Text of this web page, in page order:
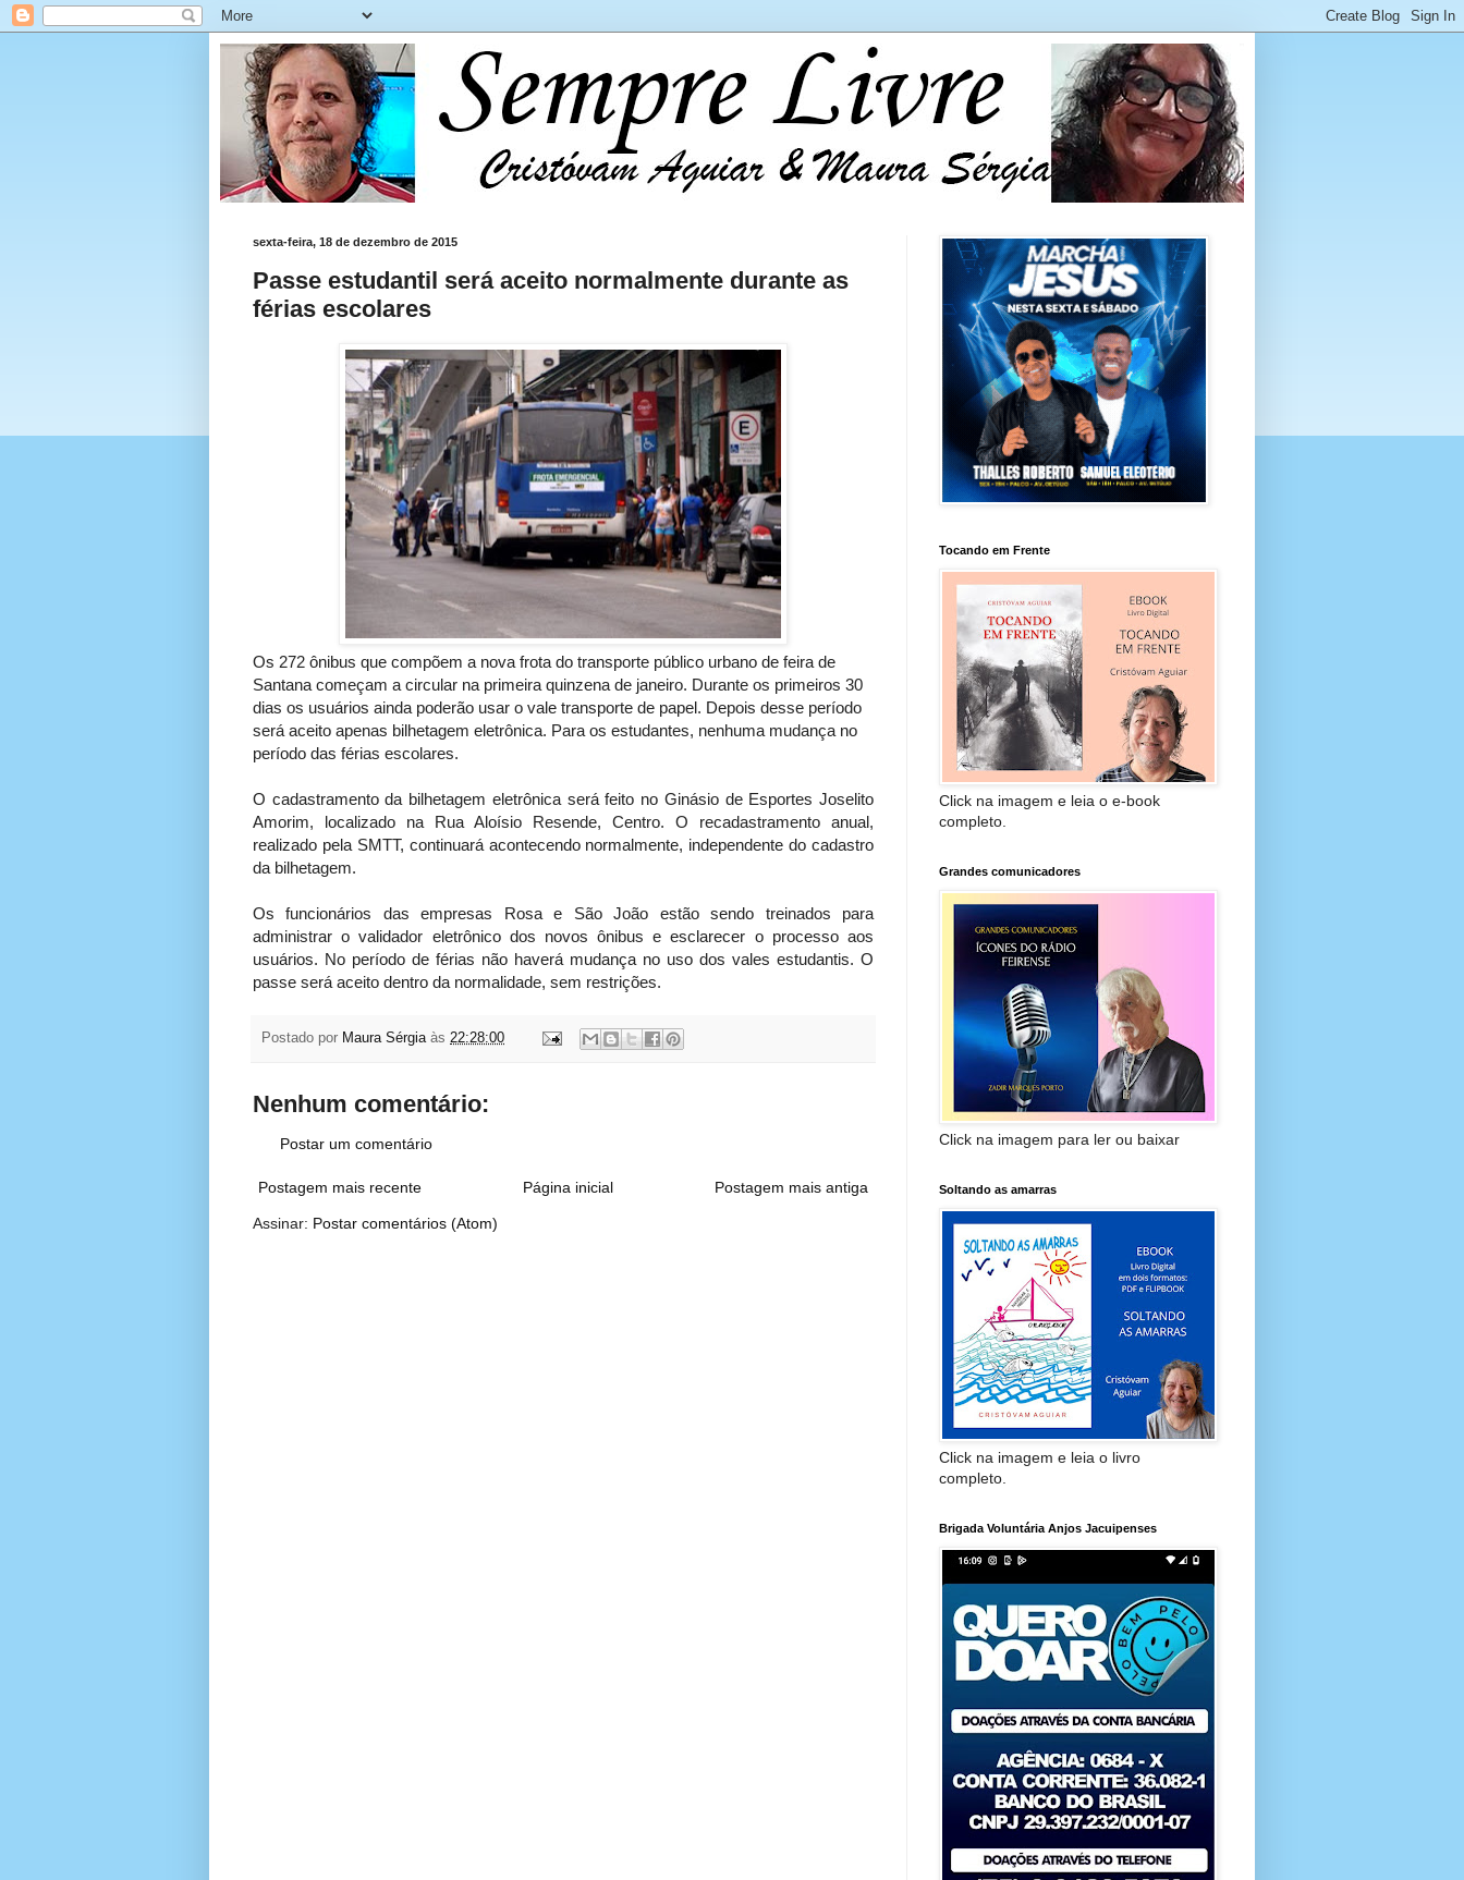
sexta-feira, 18 de dezembro de 2015
Passe estudantil será aceito normalmente durante as
férias escolares
Os 272 ônibus que compõem a nova frota do transporte público urbano de feira de
Santana começam a circular na primeira quinzena de janeiro. Durante os primeiros 30
dias os usuários ainda poderão usar o vale transporte de papel. Depois desse período
será aceito apenas bilhetagem eletrônica. Para os estudantes, nenhuma mudança no
período das férias escolares.
O cadastramento da bilhetagem eletrônica será feito no Ginásio de Esportes Joselito
Amorim, localizado na Rua Aloísio Resende, Centro. O recadastramento anual,
realizado pela SMTT, continuará acontecendo normalmente, independente do cadastro
da bilhetagem.
Os funcionários das empresas Rosa e São João estão sendo treinados para
administrar o validador eletrônico dos novos ônibus e esclarecer o processo aos
usuários. No período de férias não haverá mudança no uso dos vales estudantis. O
passe será aceito dentro da normalidade, sem restrições.
Postado por Maura Sérgia às 22:28:00
Nenhum comentário:
Postar um comentário
Postagem mais recente Postagem mais antiga
Página inicial
Assinar: Postar comentários (Atom)
Tocando em Frente
Click na imagem e leia o e-book
completo.
Grandes comunicadores
Click na imagem para ler ou baixar
Soltando as amarras
Click na imagem e leia o livro
completo.
Brigada Voluntária Anjos Jacuipenses